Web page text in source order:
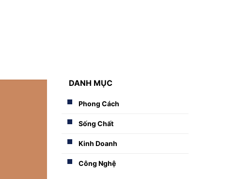
DANH MỤC
Phong Cách
Sống Chất
Kinh Doanh
Công Nghệ